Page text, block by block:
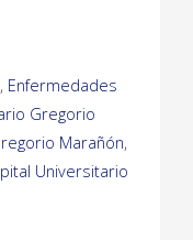
, Enfermedades
Gregorio
Marañón,
Universitario